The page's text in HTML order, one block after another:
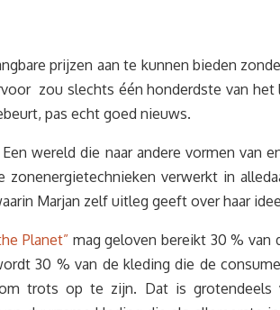
prijzen aan te kunnen bieden
zou slechts één honderdste van
pas echt goed nieuws.
wereld die naar andere vormen van
verwerkt in
Marjan zelf uitleg geeft over haar
Planet” mag geloven bereikt 30 % van
30 % van de kleding die de
trots op te zijn. Dat is grotendeels